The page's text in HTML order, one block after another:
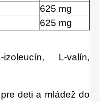
625 mg
625 mg
L-valín,
deti a mládež do